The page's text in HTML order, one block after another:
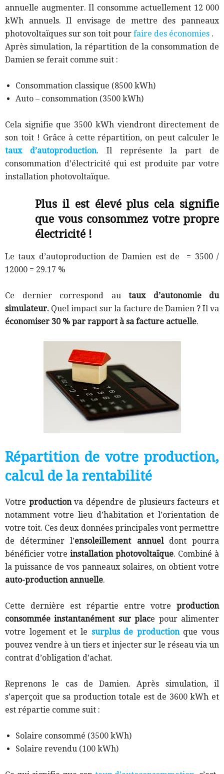
annuelle augmenter. Il consomme actuellement 12 000
kWh annuels. Il envisage de mettre des panneaux
photovoltaïques sur son toit pour faire des économies .
Après simulation, la répartition de la consommation de
Damien se ferait comme suit :
Consommation classique (8500 kWh)
Auto – consommation (3500 kWh)
Cela signifie que 3500 kWh viendront directement de
son toit ! Grâce à cette répartition, on peut calculer le
taux d’autoproduction. Il représente la part de
consommation d’électricité qui est produite par votre
installation photovoltaïque.
Plus il est élevé plus cela signifie
que vous consommez votre propre
électricité !
Le taux d’autoproduction de Damien est de = 3500 /
12000 = 29.17 %
Ce dernier correspond autaux d’autonomie du
simulateur. Quel impact sur la facture de Damien ? Il va
économiser 30 % par rapport à sa facture actuelle.
Répartition de votre production,
calcul de la rentabilité
Votre productionva dépendre de plusieurs facteurs et
notamment votre lieu d’habitation et l’orientation de
votre toit. Ces deux données principales vont permettre
de déterminer l’ensoleillement annueldont pourra
bénéficier votre installation photovoltaïque. Combiné à
la puissance de vos panneaux solaires, on obtient votre
auto-production annuelle.
Cette dernière est répartie entre votre production
consommée instantanément sur place pour alimenter
votre logement et le surplus de productionque vous
pouvez vendre à un tiers et injecter sur le réseau via un
contrat d’obligation d’achat.
Reprenons le cas de Damien. Après simulation, il
s’aperçoit que sa production totale est de 3600 kWh et
est répartie comme suit :
Solaire consommé (3500 kWh)
Solaire revendu (100 kWh)